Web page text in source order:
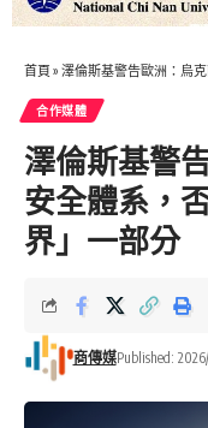
首頁 » 澤倫斯基警告歐洲：烏
合作媒體
澤倫斯基警
安全體系，
界」一部分
商傳媒Published: